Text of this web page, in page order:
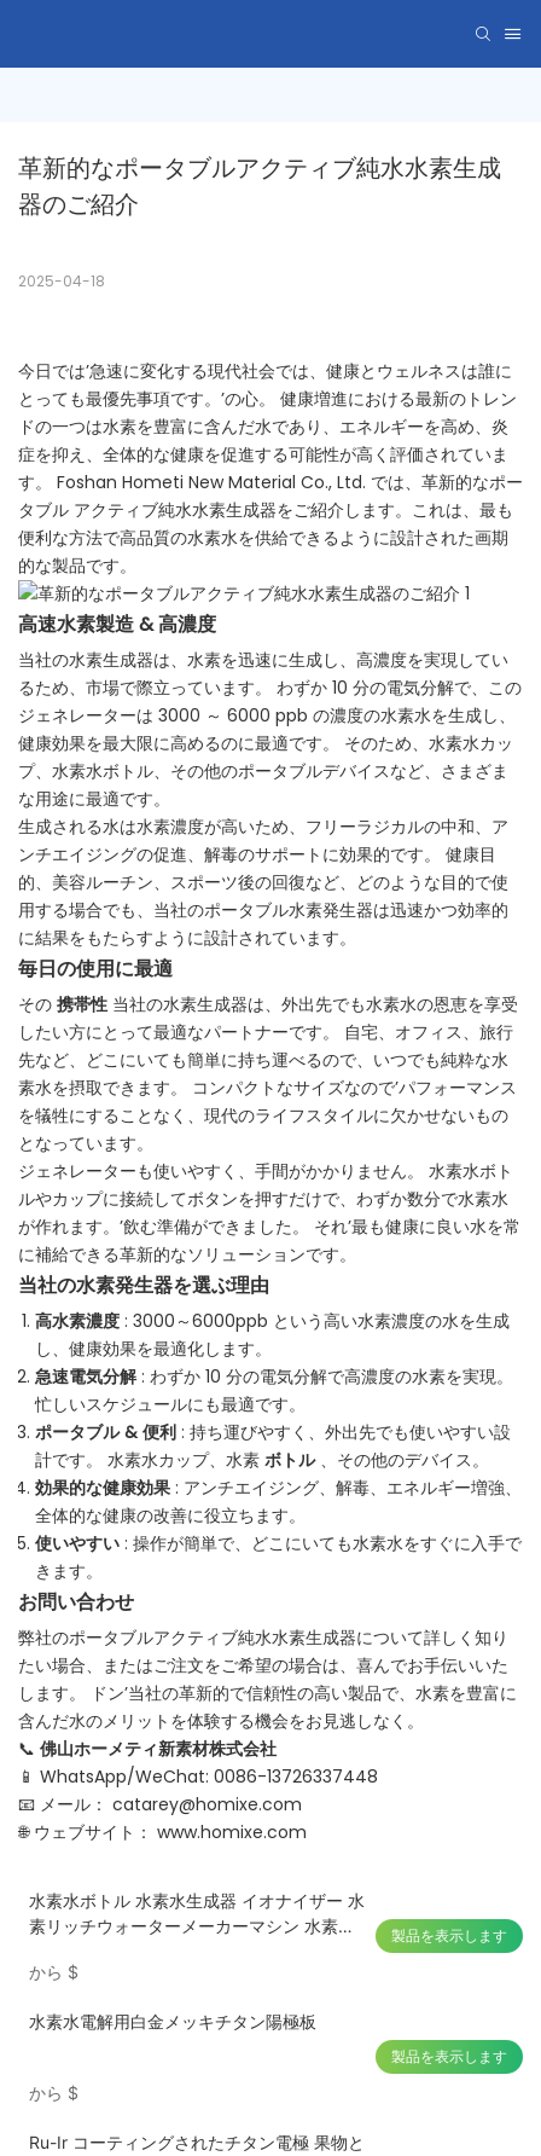
革新的なポータブルアクティブ純水水素生成
器のご紹介
2025-04-18
今日では’急速に変化する現代社会では、健康とウェルネスは誰に
とっても最優先事項です。’の心。 健康増進における最新のトレン
ドの一つは水素を豊富に含んだ水であり、エネルギーを高め、炎
症を抑え、全体的な健康を促進する可能性が高く評価されていま
す。 Foshan Hometi New Material Co., Ltd. では、革新的なポー
タブル アクティブ純水水素生成器をご紹介します。これは、最も
便利な方法で高品質の水素水を供給できるように設計された画期
的な製品です。
高速水素製造 & 高濃度
当社の水素生成器は、水素を迅速に生成し、高濃度を実現してい
るため、市場で際立っています。 わずか 10 分の電気分解で、この
ジェネレーターは 3000 ～ 6000 ppb の濃度の水素水を生成し、
健康効果を最大限に高めるのに最適です。 そのため、水素水カッ
プ、水素水ボトル、その他のポータブルデバイスなど、さまざま
な用途に最適です。
生成される水は水素濃度が高いため、フリーラジカルの中和、ア
ンチエイジングの促進、解毒のサポートに効果的です。 健康目
的、美容ルーチン、スポーツ後の回復など、どのような目的で使
用する場合でも、当社のポータブル水素発生器は迅速かつ効率的
に結果をもたらすように設計されています。
毎日の使用に最適
その 携帯性 当社の水素生成器は、外出先でも水素水の恩恵を享受
したい方にとって最適なパートナーです。 自宅、オフィス、旅行
先など、どこにいても簡単に持ち運べるので、いつでも純粋な水
素水を摂取できます。 コンパクトなサイズなので’パフォーマンス
を犠牲にすることなく、現代のライフスタイルに欠かせないもの
となっています。
ジェネレーターも使いやすく、手間がかかりません。 水素水ボト
ルやカップに接続してボタンを押すだけで、わずか数分で水素水
が作れます。’飲む準備ができました。 それ’最も健康に良い水を常
に補給できる革新的なソリューションです。
当社の水素発生器を選ぶ理由
高水素濃度 : 3000～6000ppb という高い水素濃度の水を生成
し、健康効果を最適化します。
急速電気分解 : わずか 10 分の電気分解で高濃度の水素を実現。
忙しいスケジュールにも最適です。
ポータブル & 便利 : 持ち運びやすく、外出先でも使いやすい設
計です。 水素水カップ、水素 ボトル 、その他のデバイス。
効果的な健康効果 : アンチエイジング、解毒、エネルギー増強、
全体的な健康の改善に役立ちます。
使いやすい : 操作が簡単で、どこにいても水素水をすぐに入手で
きます。
お問い合わせ
弊社のポータブルアクティブ純水水素生成器について詳しく知り
たい場合、またはご注文をご希望の場合は、喜んでお手伝いいた
します。 ドン’当社の革新的で信頼性の高い製品で、水素を豊富に
含んだ水のメリットを体験する機会をお見逃しなく。
📞 佛山ホーメティ新素材株式会社
📱 WhatsApp/WeChat: 0086-13726337448
📧 メール： catarey@homixe.com
🌐 ウェブサイト： www.homixe.com
水素水ボトル 水素水生成器 イオナイザー 水
素リッチウォーターメーカーマシン 水素水
から $
製品を表示します
水素水電解用白金メッキチタン陽極板
から $
製品を表示します
Ru-Ir コーティングされたチタン電極 果物と